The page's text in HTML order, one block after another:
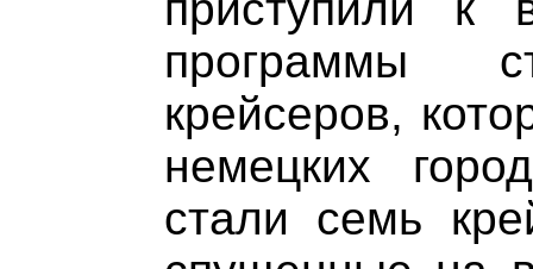
программы
крейсеров,
немецких
стали семь